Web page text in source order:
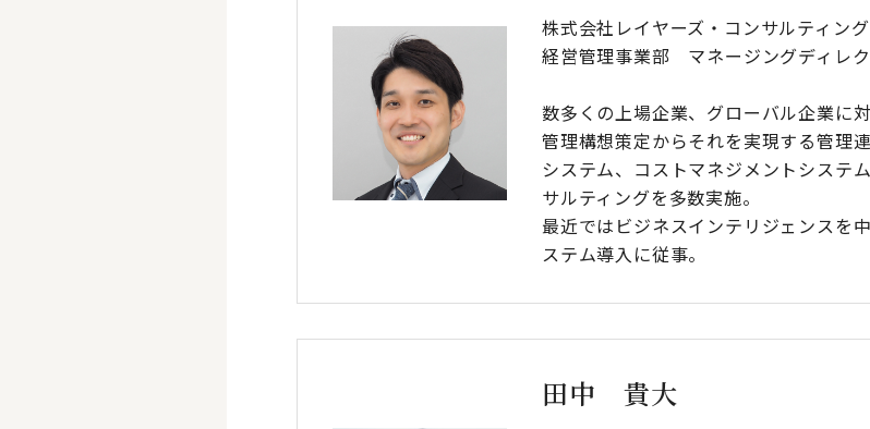
株式会社レイヤーズ・コンサルティング
経営管理事業部 マネージングディレ
数多くの上場企業、グローバル企業に
管理構想策定からそれを実現する管理
システム、コストマネジメントシステ
サルティングを多数実施。
最近ではビジネスインテリジェンスを
ステム導入に従事。
田中 貴大